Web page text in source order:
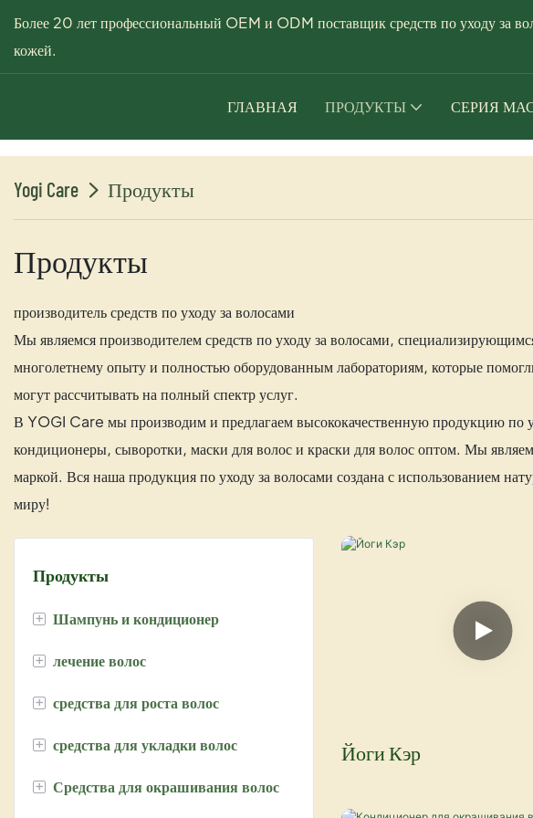
Более 20 лет профессиональный OEM и ODM поставщик средств по уходу за
кожей.
ГЛАВНАЯ ПРОДУКТЫ СЕРИЯ
Yogi Care Продукты
Продукты
производитель средств по уходу за волосами
Мы являемся производителем средств по уходу за волосами,
многолетнему опыту и полностью оборудованным лабораториям, которые
могут рассчитывать на полный спектр услуг.
В YOGI Care мы производим и предлагаем высококачественную продукцию по
кондиционеры, сыворотки, маски для волос и краски для волос оптом. Мы
маркой. Вся наша продукция по уходу за волосами создана с использованием
миру!
Йоги Кэр
Продукты
+ Шампунь и кондиционер
шампунь с аргановым маслом
Серия Марула
Шампунь с кератином U
Серебряный шампунь
+ лечение волос
Кератиновое выпрямление волос
маска для волос
Уход за волосами с использованием
+ средства для роста волос
Сыворотка для роста волос с
+ средства для укладки волос
Лосьон для перманентной завивки
+ Средства для окрашивания волос